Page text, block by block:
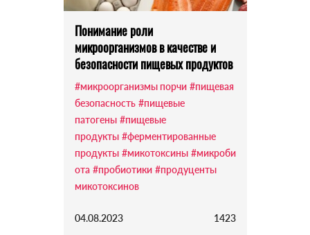
Понимание роли
микроорганизмов в качестве и
безопасности пищевых продуктов
#микроорганизмы порчи #пищевая
безопасность #пищевые
патогены #пищевые
продукты #ферментированные
продукты #микотоксины #микроби
ота #пробиотики #продуценты
микотоксинов
04.08.2023 1423